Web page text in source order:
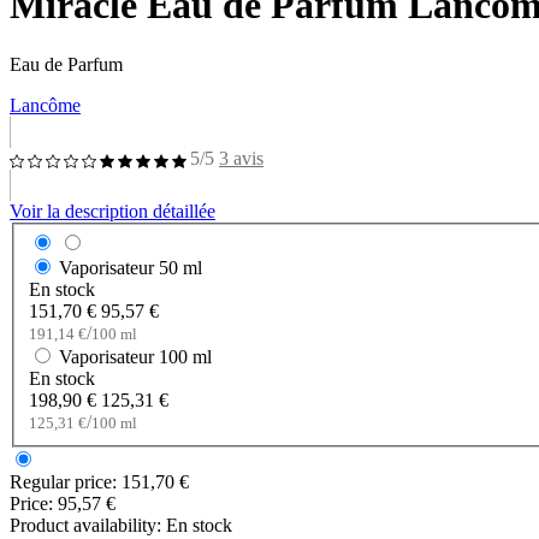
Eau de Parfum
Lancôme
5/5 3 avis
Voir la description détaillée
Vaporisateur 50 ml
En stock
151,70 € 95,57 €
191,14 €/100 ml
Vaporisateur 100 ml
En stock
198,90 € 125,31 €
125,31 €/100 ml
Regular price: 151,70 €
Price: 95,57 €
Product availability: En stock